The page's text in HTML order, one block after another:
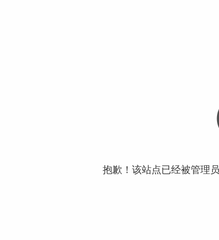
抱歉！该站点已经被管理